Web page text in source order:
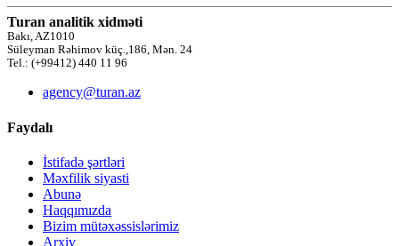
Turan analitik xidməti
Bakı, AZ1010
Süleyman Rəhimov küç.,186, Mən. 24
Tel.: (+99412) 440 11 96
agency@turan.az
Faydalı
İstifadə şərtləri
Məxfilik siyasti
Abunə
Haqqımızda
Bizim mütəxəssislərimiz
Arxiv